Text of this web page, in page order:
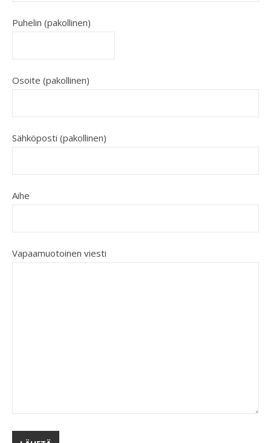
Puhelin (pakollinen)
Osoite (pakollinen)
Sähköposti (pakollinen)
Aihe
Vapaamuotoinen viesti